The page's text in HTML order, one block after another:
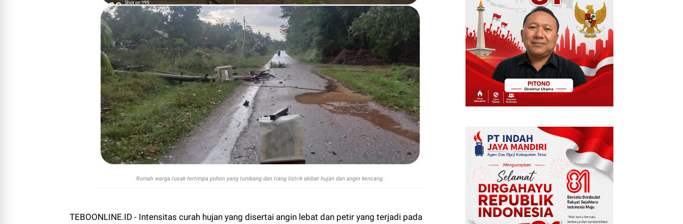
Rumah warga rusak tertimpa pohon yang tumbang dan tiang listrik akibat hujan dan angin kencang.
TEBOONLINE.ID - Intensitas curah hujan yang disertai angin lebat dan petir yang terjadi pada